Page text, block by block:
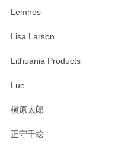
たm(_)m
います。無事に
Lemnos
Lisa Larson
Lithuania Products
Lue
槇原太郎
正守千絵